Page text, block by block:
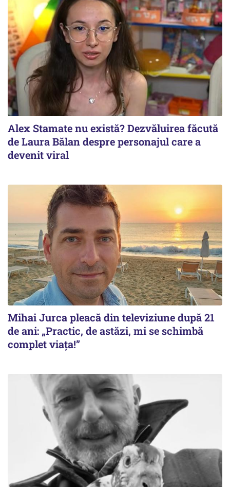
Alex Stamate nu există? Dezvăluirea făcută
de Laura Bălan despre personajul care a
devenit viral
Mihai Jurca pleacă din televiziune după 21
de ani: „Practic, de astăzi, mi se schimbă
complet viața!”